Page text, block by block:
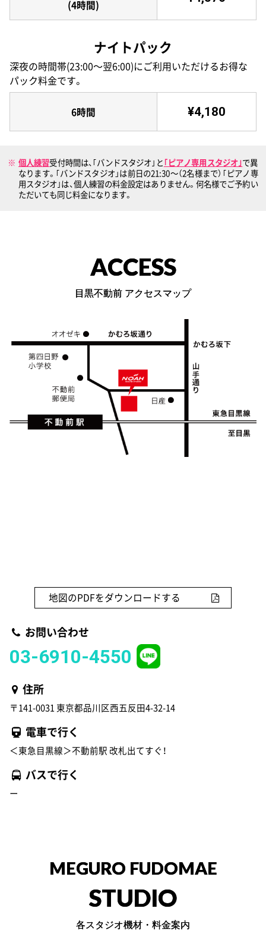
(4時間)
ナイトパック
深夜の時間帯(23:00〜翌6:00)にご利用いただけるお得な
パック料金です。
6時間 ¥4,180
個人練習受付時間は、｢バンドスタジオ｣と ｢ピアノ専用スタジオ｣で異
なります。｢バンドスタジオ」は前日の21:30〜（2名様まで）｢ピアノ専
用スタジオ｣は、個人練習の料金設定はありません。何名様でご予約い
ただいても同じ料金になります。
ACCESS
目黒不動前 アクセスマップ
地図のPDFをダウンロードする
お問い合わせ
03-6910-4550
住所
〒141-0031 東京都品川区西五反田4-32-14
電車で行く
＜東急目黒線＞不動前駅 改札出てすぐ！
バスで行く
ー
MEGURO FUDOMAE
STUDIO
各スタジオ機材・料金案内